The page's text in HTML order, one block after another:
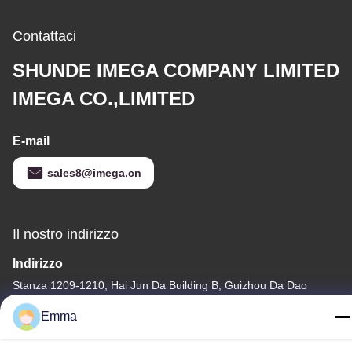
Contattaci
SHUNDE IMEGA COMPANY LIMITED
IMEGA CO.,LIMITED
E-mail
sales8@imega.cn
Il nostro indirizzo
Indirizzo
Stanza 1209-1210, Hai Jun Da Building B, Guizhou Da Dao
Zhong, Ronggui, Shunde, Foshan, Guangdong, Cina
tel
Emma